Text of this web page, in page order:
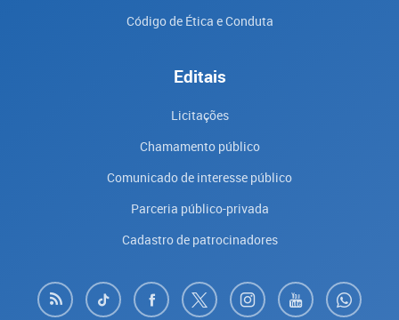
Código de Ética e Conduta
Editais
Licitações
Chamamento público
Comunicado de interesse público
Parceria público-privada
Cadastro de patrocinadores